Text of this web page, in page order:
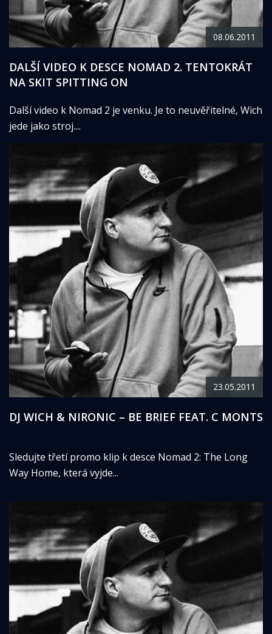
08.06.2011
DALŠÍ VIDEO K DESCE NOMAD 2. TENTOKRÁT
NA SKIT SPITTING ON
Další video k Nomad 2 je venku. Je to neuvěřitelné, Wich
jede jako stroj....
23.05.2011
DJ WICH & NIRONIC – BE BRIEF FEAT. C MONTS
Sledujte třetí promo klip k desce Nomad 2: The Long
Way Home, která vyjde...